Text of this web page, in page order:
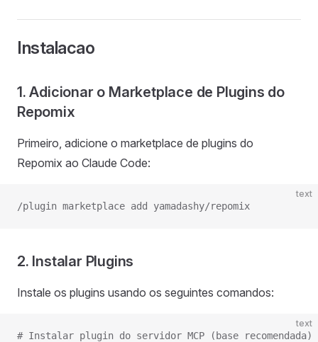
Instalacao
1. Adicionar o Marketplace de Plugins do
Repomix
Primeiro, adicione o marketplace de plugins do
Repomix ao Claude Code:
text
/plugin marketplace add yamadashy/repomix
2. Instalar Plugins
Instale os plugins usando os seguintes comandos:
text
# Instalar plugin do servidor MCP (base recomendada)